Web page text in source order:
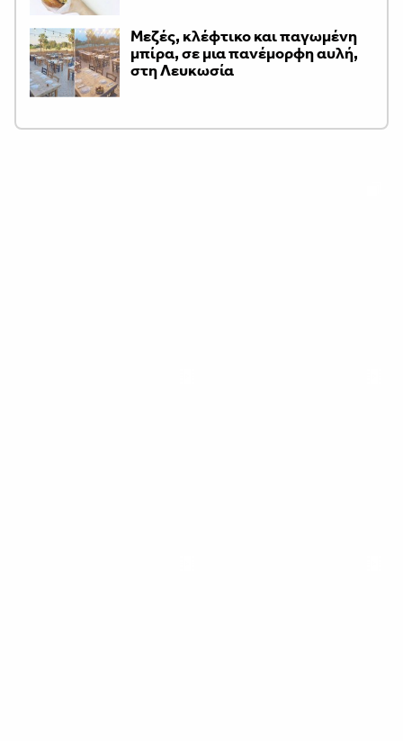
Μεζές, κλέφτικο και παγωμένη
μπίρα, σε μια πανέμορφη αυλή,
στη Λευκωσία